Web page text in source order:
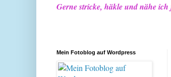
Gerne stricke, häkle und nähe
Mein Fotoblog auf Wordpress